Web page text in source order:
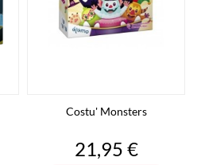
Costu' Monsters
Precio
21,95 €